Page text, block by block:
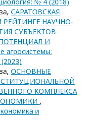
САРАТОВСКАЯ
НАУЧНО-
СУБЪЕКТОВ
И
агросистемы:
ОСНОВНЫЕ
КОМПЛЕКСА
,
и